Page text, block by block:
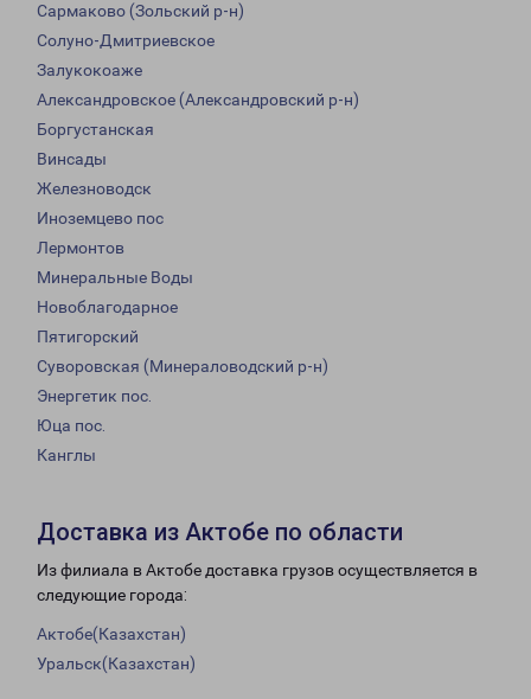
Сармаково (Зольский р-н)
Солуно-Дмитриевское
Залукокоаже
Александровское (Александровский р-н)
Боргустанская
Винсады
Железноводск
Иноземцево пос
Лермонтов
Минеральные Воды
Новоблагодарное
Пятигорский
Суворовская (Минераловодский р-н)
Энергетик пос.
Юца пос.
Канглы
Доставка из Актобе по области
Из филиала в Актобе доставка грузов осуществляется в
следующие города:
Актобе(Казахстан)
Уральск(Казахстан)